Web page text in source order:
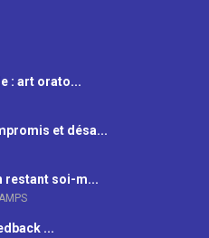
: art orato...
et désa...
restant soi-m...
...